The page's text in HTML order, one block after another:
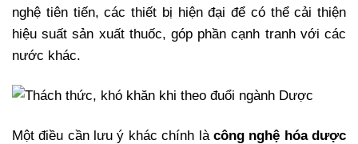
nghệ tiên tiến, các thiết bị hiện đại để có thể cải thiện
hiệu suất sản xuất thuốc, góp phần cạnh tranh với các
nước khác.
Một điều cần lưu ý khác chính làcông nghệ hóa dược